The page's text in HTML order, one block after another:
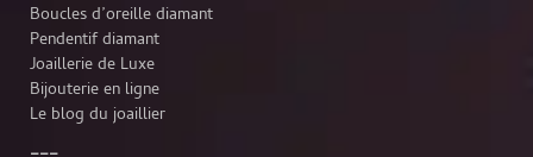
Boucles d’oreille diamant
Pendentif diamant
Joaillerie de Luxe
Bijouterie en ligne
Le blog du joaillier